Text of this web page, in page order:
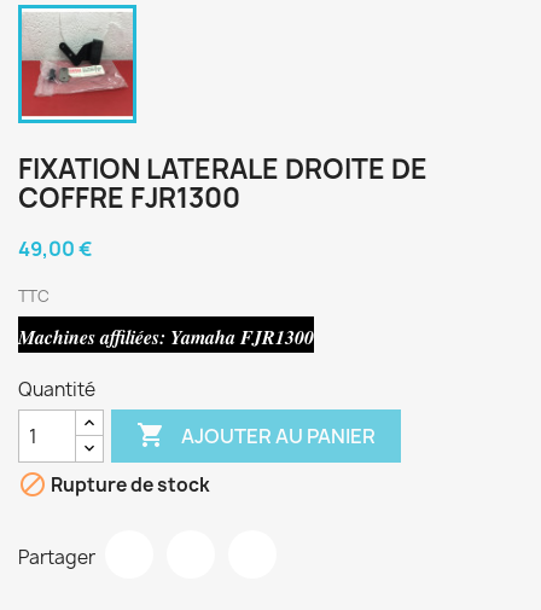
FIXATION LATERALE DROITE DE
COFFRE FJR1300
49,00 €
TTC
Machines affiliées: Yamaha FJR1300
Quantité
 AJOUTER AU PANIER
 Rupture de stock
Partager